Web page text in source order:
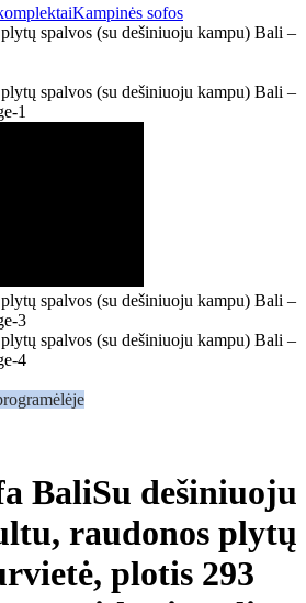
Kampinės sofos
BaliSu dešiniuoju
raudonos plytų
plotis 293